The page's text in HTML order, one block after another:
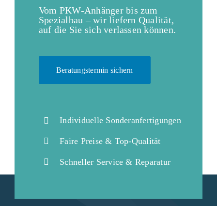
Vom PKW-Anhänger bis zum
Spezialbau – wir liefern Qualität,
auf die Sie sich verlassen können.
Beratungstermin sichern
Individuelle Sonderanfertigungen
Faire Preise & Top-Qualität
Schneller Service & Reparatur